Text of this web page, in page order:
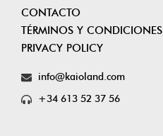
CONTACTO
TÉRMINOS Y CONDICIONES
PRIVACY POLICY
info@kaioland.com
+34 613 52 37 56